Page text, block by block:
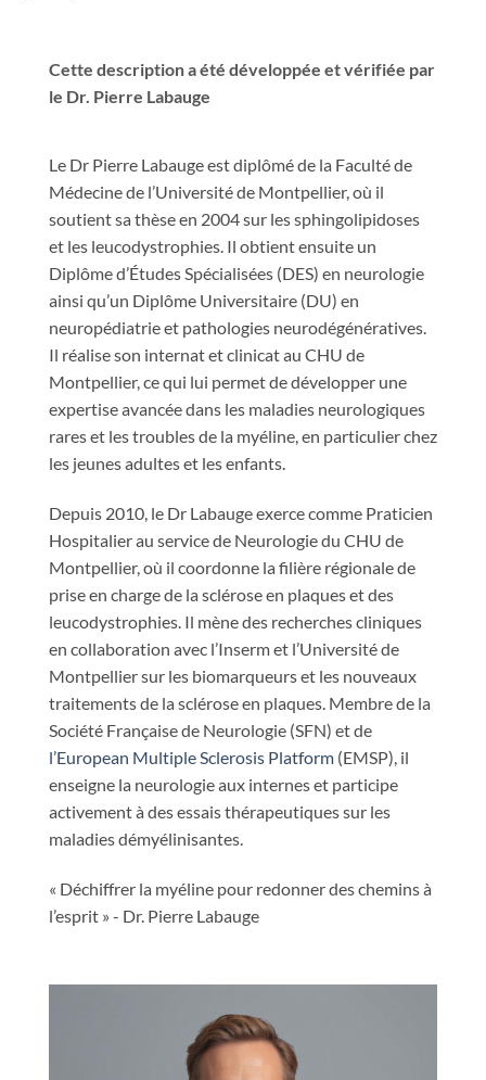
Cette description a été développée et vérifiée par
le Dr. Pierre Labauge
Le Dr Pierre Labauge est diplômé de la Faculté de
Médecine de l’Université de Montpellier, où il
soutient sa thèse en 2004 sur les sphingolipidoses
et les leucodystrophies. Il obtient ensuite un
Diplôme d’Études Spécialisées (DES) en neurologie
ainsi qu’un Diplôme Universitaire (DU) en
neuropédiatrie et pathologies neurodégénératives.
Il réalise son internat et clinicat au CHU de
Montpellier, ce qui lui permet de développer une
expertise avancée dans les maladies neurologiques
rares et les troubles de la myéline, en particulier chez
les jeunes adultes et les enfants.
Depuis 2010, le Dr Labauge exerce comme Praticien
Hospitalier au service de Neurologie du CHU de
Montpellier, où il coordonne la filière régionale de
prise en charge de la sclérose en plaques et des
leucodystrophies. Il mène des recherches cliniques
en collaboration avec l’Inserm et l’Université de
Montpellier sur les biomarqueurs et les nouveaux
traitements de la sclérose en plaques. Membre de la
Société Française de Neurologie (SFN) et de
l’European Multiple Sclerosis Platform (EMSP), il
enseigne la neurologie aux internes et participe
activement à des essais thérapeutiques sur les
maladies démyélinisantes.
« Déchiffrer la myéline pour redonner des chemins à
l’esprit » - Dr. Pierre Labauge